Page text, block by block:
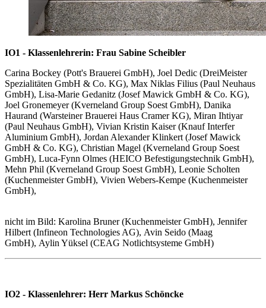
IO1 - Klassenlehrerin: Frau Sabine Scheibler
Carina Bockey (Pott's Brauerei GmbH), Joel Dedic (DreiMeister
Spezialitäten GmbH & Co. KG), Max Niklas Filius (Paul Neuhaus
GmbH), Lisa-Marie Gedanitz (Josef Mawick GmbH & Co. KG),
Joel Gronemeyer (Kverneland Group Soest GmbH), Danika
Haurand (Warsteiner Brauerei Haus Cramer KG), Miran Ihtiyar
(Paul Neuhaus GmbH), Vivian Kristin Kaiser (Knauf Interfer
Aluminium GmbH), Jordan Alexander Klinkert (Josef Mawick
GmbH & Co. KG), Christian Magel (Kverneland Group Soest
GmbH), Luca-Fynn Olmes (HEICO Befestigungstechnik GmbH),
Mehn Phil (Kverneland Group Soest GmbH), Leonie Scholten
(Kuchenmeister GmbH), Vivien Webers-Kempe (Kuchenmeister
GmbH),
nicht im Bild: Karolina Bruner (Kuchenmeister GmbH), Jennifer
Hilbert (Infineon Technologies AG), Avin Seido (Maag
GmbH), Aylin Yüksel (CEAG Notlichtsysteme GmbH)
IO2 - Klassenlehrer: Herr Markus Schöncke